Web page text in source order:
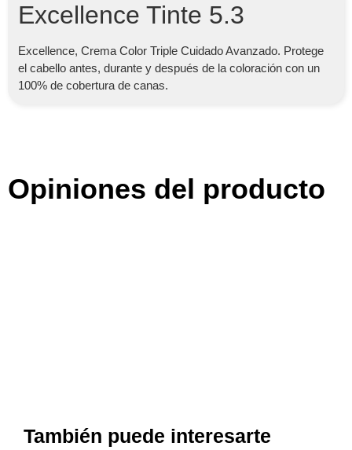
Excellence Tinte 5.3
Excellence, Crema Color Triple Cuidado Avanzado. Protege
el cabello antes, durante y después de la coloración con un
100% de cobertura de canas.
Opiniones del producto
También puede interesarte